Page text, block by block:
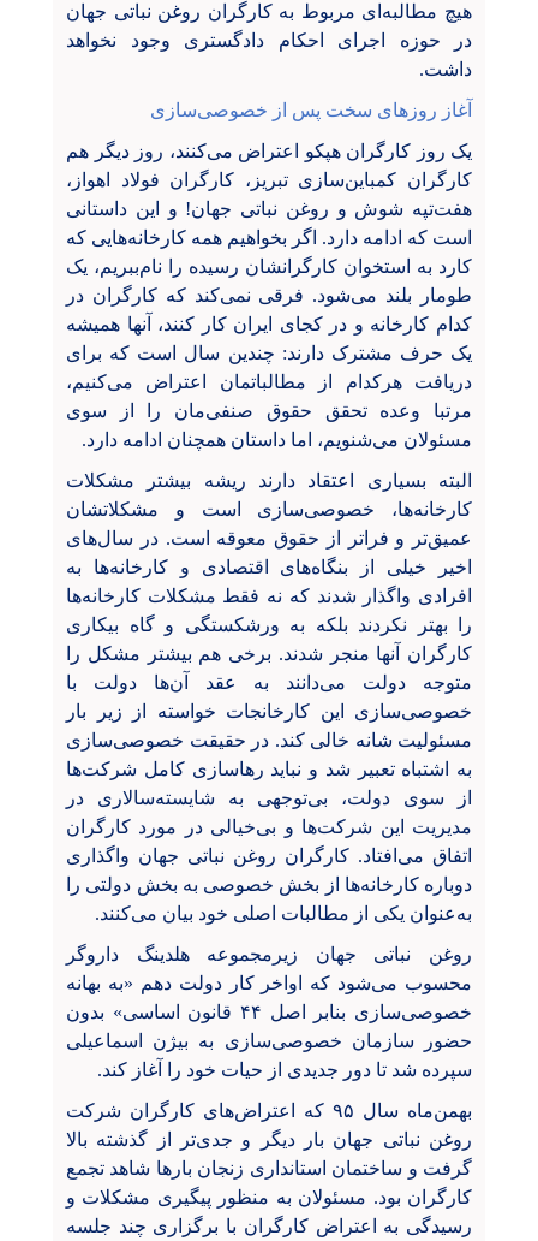
هیچ مطالبه‌ای مربوط به کارگران روغن نباتی جهان
در حوزه اجرای احکام دادگستری وجود نخواهد
داشت.
آغاز روزهای سخت پس از خصوصی‌سازی
یک روز کارگران هپکو اعتراض می‌کنند، روز دیگر هم
کارگران کمباین‌سازی‌ تبریز، کارگران فولاد اهواز،
هفت‌تپه شوش و روغن نباتی جهان! و این داستانی
است که ادامه دارد. اگر بخواهیم همه کارخانه‌هایی که
کارد به استخوان کارگرانشان رسیده را نام‌ببریم، یک
طومار بلند می‌شود. فرقی نمی‌کند که کارگران در
کدام کارخانه و در کجای ایران کار کنند، آنها همیشه
یک حرف مشترک دارند: چندین سال است که برای
دریافت هرکدام از مطالباتمان اعتراض می‌کنیم،
مرتبا وعده تحقق حقوق صنفی‌مان را از سوی
مسئولان می‌شنویم، اما داستان همچنان ادامه دارد.
البته بسیاری اعتقاد دارند ریشه بیشتر مشکلات
کارخانه‌ها، خصوصی‌سازی‌ است و مشکلاتشان
عمیق‌تر و فراتر از حقوق معوقه است. در سال‌های
اخیر خیلی از بنگاه‌های اقتصادی و کارخانه‌ها به
افرادی واگذار شدند که نه فقط مشکلات کارخانه‌ها
را بهتر نکردند بلکه به ورشکستگی و گاه بیکاری
کارگران آنها منجر شدند. برخی هم بیشتر مشکل را
متوجه دولت می‌دانند به عقد آن‌ها دولت با
خصوصی‌سازی این کارخانجات خواسته از زیر بار
مسئولیت شانه خالی کند. در حقیقت خصوصی‌سازی‌
به اشتباه تعبیر شد و نباید رهاسازی کامل شرکت‌ها
از سوی دولت، بی‌توجهی به شایسته‌سالاری در
مدیریت این شرکت‌ها و بی‌خیالی در مورد کارگران
اتفاق می‌افتاد. کارگران روغن نباتی جهان واگذاری
دوباره کارخانه‌ها از بخش خصوصی به بخش دولتی را
به‌عنوان یکی از مطالبات اصلی خود بیان می‌کنند.
روغن نباتی جهان زیرمجموعه هلدینگ داروگر
محسوب می‌شود که اواخر کار دولت دهم «به بهانه
خصوصی‌سازی بنابر اصل ۴۴ قانون اساسی» بدون
حضور سازمان خصوصی‌سازی به بیژن اسماعیلی
سپرده شد تا دور جدیدی از حیات خود را آغاز کند.
بهمن‌ماه سال ۹۵ که اعتراض‌های کارگران شرکت
روغن نباتی جهان بار دیگر و جدی‌تر از گذشته بالا
گرفت و ساختمان استانداری زنجان بارها شاهد تجمع
کارگران بود. مسئولان به منظور پیگیری مشکلات و
رسیدگی به اعتراض کارگران با برگزاری چند جلسه